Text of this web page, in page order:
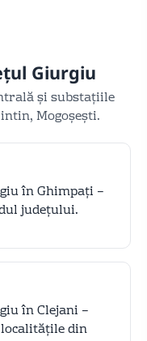
Giurgiu
și substațiile
Mogoșești.
în Ghimpați –
județului.
în Clejani –
din